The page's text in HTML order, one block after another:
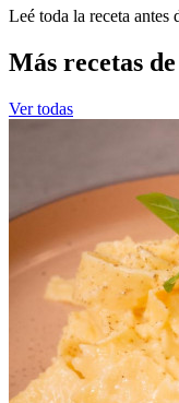
Leé toda la receta antes
Más recetas
Ver todas